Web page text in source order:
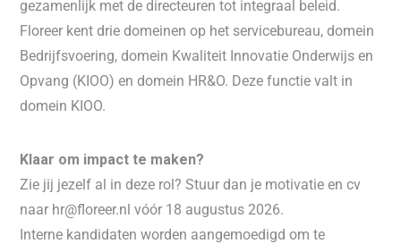
gezamenlijk met de directeuren tot integraal beleid.
Floreer kent drie domeinen op het servicebureau, domein
Bedrijfsvoering, domein Kwaliteit Innovatie Onderwijs en
Opvang (KIOO) en domein HR&O. Deze functie valt in
domein KIOO.
Klaar om impact te maken?
Zie jij jezelf al in deze rol? Stuur dan je motivatie en cv
naar hr@floreer.nl vóór 18 augustus 2026.
Interne kandidaten worden aangemoedigd om te